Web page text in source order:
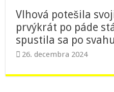
Vlhová potešila
prvýkrát po páde
spustila sa po
26. decembra 2024